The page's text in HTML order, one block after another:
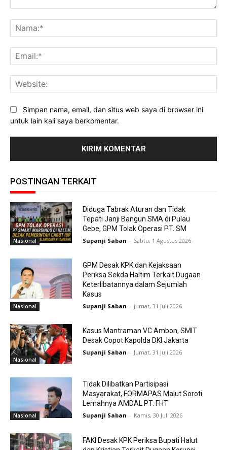
Simpan nama, email, dan situs web saya di browser ini
untuk lain kali saya berkomentar.
POSTINGAN TERKAIT
Nasional
Diduga Tabrak Aturan dan Tidak
Tepati Janji Bangun SMA di Pulau
Gebe, GPM Tolak Operasi PT. SM
Supanji Saban - Sabtu, 1 Agustus 2026
Nasional
GPM Desak KPK dan Kejaksaan
Periksa Sekda Haltim Terkait Dugaan
Keterlibatannya dalam Sejumlah
Kasus
Supanji Saban - Jumat, 31 Juli 2026
Nasional
Kasus Mantraman VC Ambon, SMIT
Desak Copot Kapolda DKI Jakarta
Supanji Saban - Jumat, 31 Juli 2026
Nasional
Tidak Dilibatkan Partisipasi
Masyarakat, FORMAPAS Malut Soroti
Lemahnya AMDAL PT. FHT
Supanji Saban - Kamis, 30 Juli 2026
FAKI Desak KPK Periksa Bupati Halut